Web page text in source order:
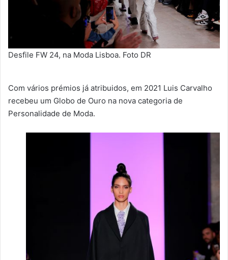
Desfile FW 24, na Moda Lisboa. Foto DR
Com vários prémios já atribuidos, em 2021 Luis Carvalho
recebeu um Globo de Ouro na nova categoria de
Personalidade de Moda.